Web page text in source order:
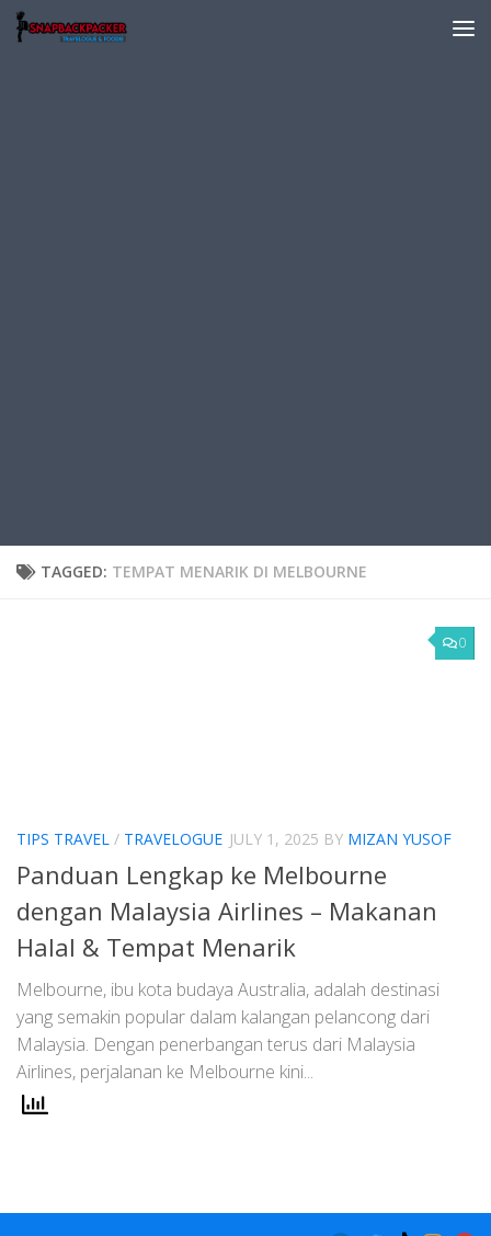
Skip to content
TAGGED: TEMPAT MENARIK DI MELBOURNE
0
TIPS TRAVEL / TRAVELOGUE JULY 1, 2025 BY MIZAN YUSOF
Panduan Lengkap ke Melbourne
dengan Malaysia Airlines – Makanan
Halal & Tempat Menarik
Melbourne, ibu kota budaya Australia, adalah destinasi
yang semakin popular dalam kalangan pelancong dari
Malaysia. Dengan penerbangan terus dari Malaysia
Airlines, perjalanan ke Melbourne kini...